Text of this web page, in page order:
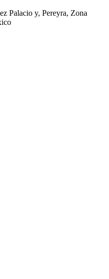
Palacio y, Pereyra, Zona